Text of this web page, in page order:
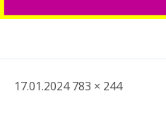
Kirjoitettu
17.01.2024 Täysikokoinen
783 × 244